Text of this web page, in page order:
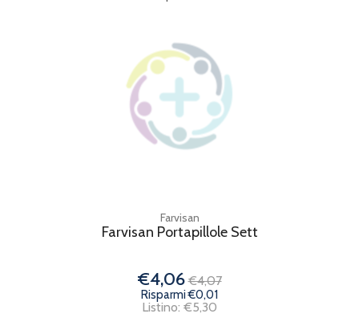
Farvisan
Farvisan Portapillole Sett
€4,06 €4,07
Risparmi €0,01
Listino: €5,30